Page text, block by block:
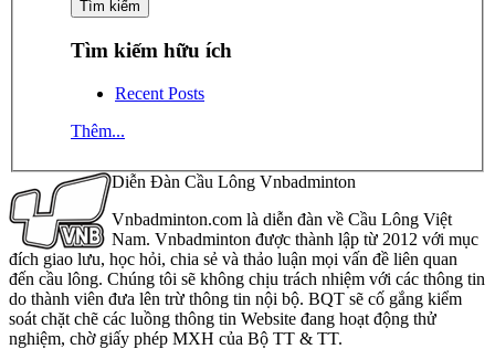
Tìm kiếm hữu ích
Recent Posts
Thêm...
Diễn Đàn Cầu Lông Vnbadminton
Vnbadminton.com là diễn đàn về Cầu Lông Việt
Nam. Vnbadminton được thành lập từ 2012 với mục
đích giao lưu, học hỏi, chia sẻ và thảo luận mọi vấn đề liên quan
đến cầu lông. Chúng tôi sẽ không chịu trách nhiệm với các thông tin
do thành viên đưa lên trừ thông tin nội bộ. BQT sẽ cố gắng kiểm
soát chặt chẽ các luồng thông tin Website đang hoạt động thử
nghiệm, chờ giấy phép MXH của Bộ TT & TT.